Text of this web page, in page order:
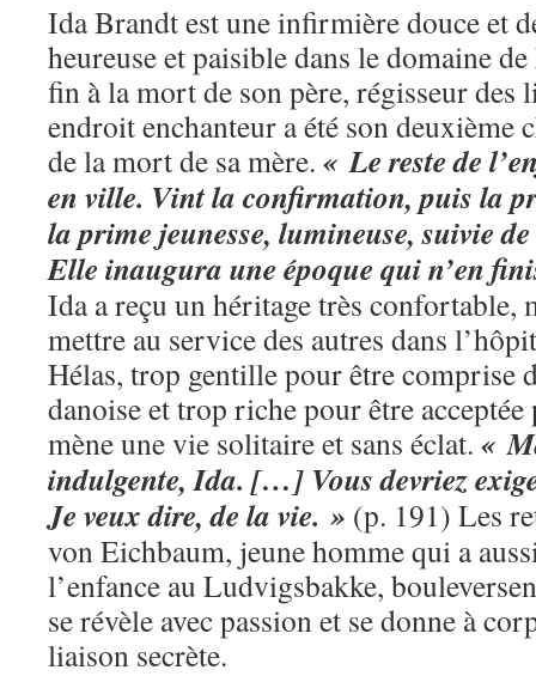
Ida Brandt est une infirmière douce et
heureuse et paisible dans le domaine
fin à la mort de son père, régisseur des
endroit enchanteur a été son
de la mort de sa mère. « Le reste de
en ville. Vint la confirmation, puis la
la prime jeunesse, lumineuse, suivie
Elle inaugura une époque qui n’en
Ida a reçu un héritage très confortable,
mettre au service des autres dans
Hélas, trop gentille pour être comprise
danoise et trop riche pour être acceptée
mène une vie solitaire et sans éclat. «
indulgente, Ida. […] Vous devriez
Je veux dire, de la vie. » (p. 191) Les
von Eichbaum, jeune homme qui a
l’enfance au Ludvigsbakke,
se révèle avec passion et se donne à
liaison secrète.